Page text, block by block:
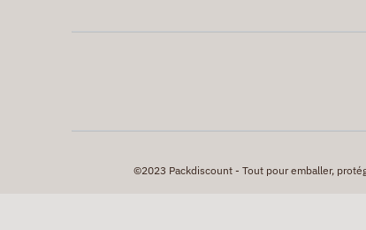
©2023 Packdiscount - Tout pour emballer,